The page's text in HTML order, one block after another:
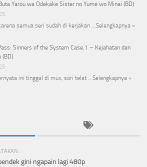
Yarou wa Odekake Sister no Yume wo Minai (BD)
semua seri sudah di kerjakan …Selengkapnya »
Sinners of the System Case.1 – Kejahatan dan
(BD)
ini tinggal di mux, sori telat …Selengkapnya »
gini ngapain lagi 480p